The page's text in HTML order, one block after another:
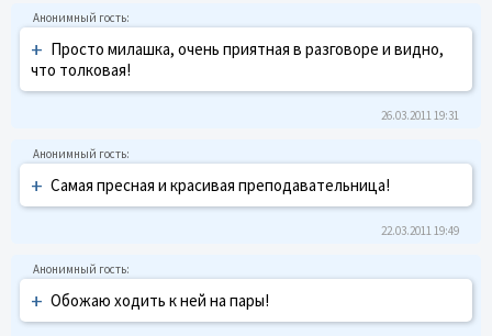
+ Просто милашка, очень приятная в разговоре и видно,
что толковая!
26.03.2011 19:31
+ Самая пресная и красивая преподавательница!
22.03.2011 19:49
+ Обожаю ходить к ней на пары!